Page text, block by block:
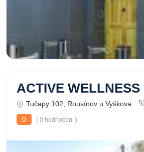
ACTIVE WELLNESS
Tučapy 102, Rousínov u Vyškova
0
( 0 hodnocení )